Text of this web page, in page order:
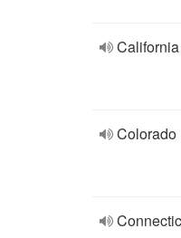
California
Colorado